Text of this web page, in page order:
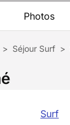
Photos
> Séjour Surf >
Surf